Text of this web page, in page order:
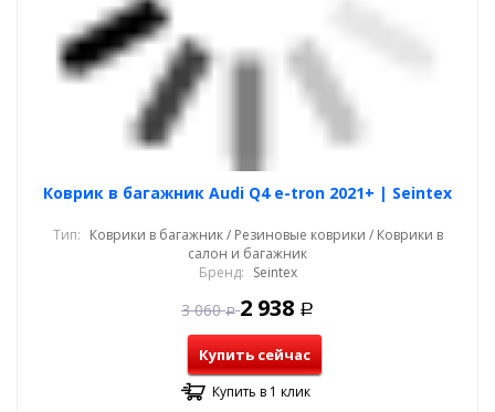
Коврик в багажник Audi Q4 e-tron 2021+ | Seintex
Тип: Коврики в багажник / Резиновые коврики / Коврики в
салон и багажник
Бренд: Seintex
3 060 Р 2 938 Р
Купить сейчас
Купить в 1 клик